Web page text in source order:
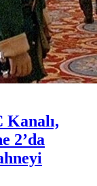
Kanalı,
2’da